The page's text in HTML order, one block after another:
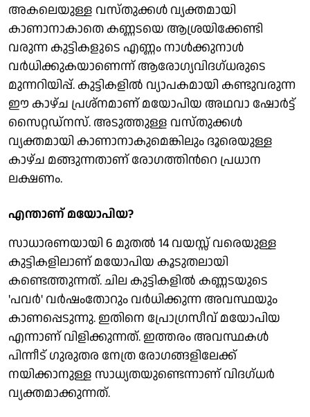
അകലെയുള്ള വസ്തുക്കൾ വ്യക്തമായി
കാണാനാകാതെ കണ്ണടയെ ആശ്രയിക്കേണ്ടി
വരുന്ന കുട്ടികളുടെ എണ്ണം നാള്‍ക്കുനാള്‍
വർധിക്കുകയാണെന്ന് ആരോഗ്യവിദഗ്ധരുടെ
മുന്നറിയിപ്പ്. കുട്ടികളിൽ വ്യാപകമായി കണ്ടുവരുന്ന
ഈ കാഴ്ച പ്രശ്നമാണ് മയോപിയ അഥവാ ഷോർട്ട്
സൈറ്റഡ്‌നസ്. അടുത്തുള്ള വസ്തുക്കൾ
വ്യക്തമായി കാണാനാകുമെങ്കിലും ദൂരെയുള്ള
കാഴ്ച മങ്ങുന്നതാണ് രോഗത്തിന്‍റെ പ്രധാന
ലക്ഷണം.
എന്താണ് മയോപിയ?
സാധാരണയായി 6 മുതൽ 14 വയസ്സ് വരെയുള്ള
കുട്ടികളിലാണ് മയോപിയ കൂടുതലായി
കണ്ടെത്തുന്നത്. ചില കുട്ടികളിൽ കണ്ണടയുടെ
'പവർ' വർഷംതോറും വർധിക്കുന്ന അവസ്ഥയും
കാണപ്പെടുന്നു. ഇതിനെ പ്രോഗ്രസീവ് മയോപിയ
എന്നാണ് വിളിക്കുന്നത്. ഇത്തരം അവസ്ഥകൾ
പിന്നീട് ഗുരുതര നേത്ര രോഗങ്ങളിലേക്ക്
നയിക്കാനുള്ള സാധ്യതയുണ്ടെന്നാണ് വിദഗ്ധർ
വ്യക്തമാക്കുന്നത്.